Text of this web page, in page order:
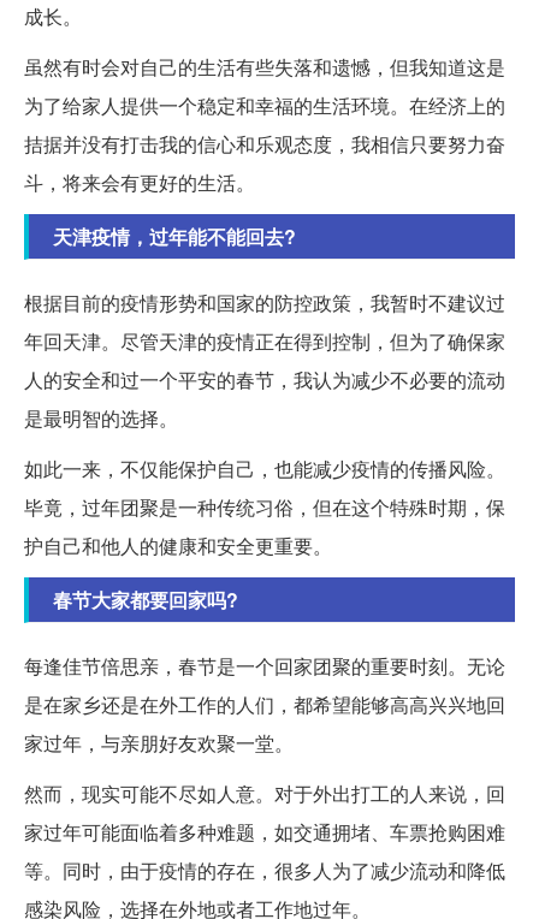
成长。
虽然有时会对自己的生活有些失落和遗憾，但我知道这是
为了给家人提供一个稳定和幸福的生活环境。在经济上的
拮据并没有打击我的信心和乐观态度，我相信只要努力奋
斗，将来会有更好的生活。
天津疫情，过年能不能回去?
根据目前的疫情形势和国家的防控政策，我暂时不建议过
年回天津。尽管天津的疫情正在得到控制，但为了确保家
人的安全和过一个平安的春节，我认为减少不必要的流动
是最明智的选择。
如此一来，不仅能保护自己，也能减少疫情的传播风险。
毕竟，过年团聚是一种传统习俗，但在这个特殊时期，保
护自己和他人的健康和安全更重要。
春节大家都要回家吗?
每逢佳节倍思亲，春节是一个回家团聚的重要时刻。无论
是在家乡还是在外工作的人们，都希望能够高高兴兴地回
家过年，与亲朋好友欢聚一堂。
然而，现实可能不尽如人意。对于外出打工的人来说，回
家过年可能面临着多种难题，如交通拥堵、车票抢购困难
等。同时，由于疫情的存在，很多人为了减少流动和降低
感染风险，选择在外地或者工作地过年。